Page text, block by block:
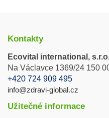
Kontakty
Ecovital international,
Na Václavce 1369/24 150
+420 724 909 495
info@zdravi-global.cz
Užitečné informace